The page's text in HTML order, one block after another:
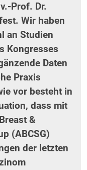
Prof. Dr.
Wir haben
an Studien
Kongresses
Daten
Praxis
vor besteht in
dass mit
&
(ABCSG)
der letzten